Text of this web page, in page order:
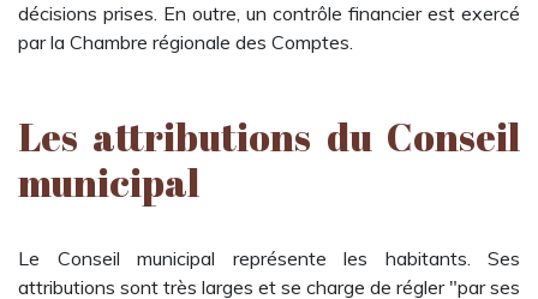
décisions prises. En outre, un contrôle financier est exercé
par la Chambre régionale des Comptes.
Les attributions du Conseil
municipal
Le Conseil municipal représente les habitants. Ses
attributions sont très larges et se charge de régler "par ses